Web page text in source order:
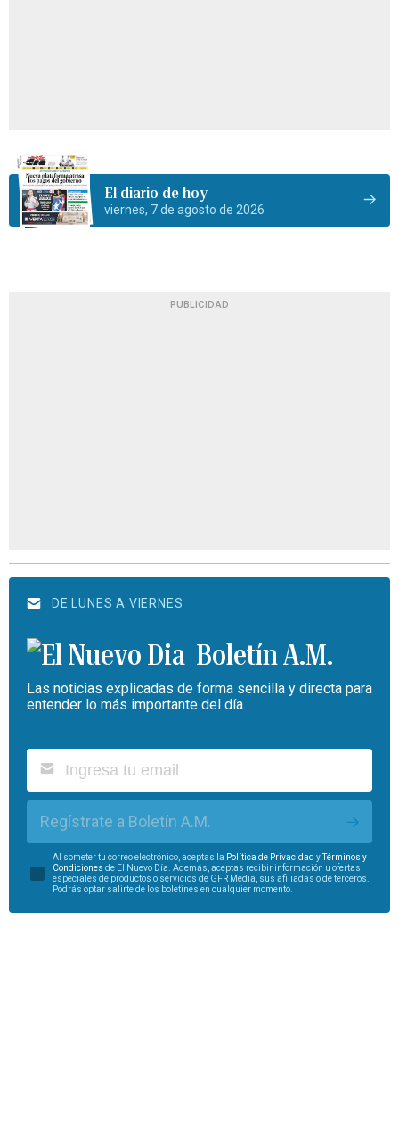
El diario de hoy
viernes, 7 de agosto de 2026
PUBLICIDAD
DE LUNES A VIERNES
Boletín A.M.
Las noticias explicadas de forma sencilla y directa para
entender lo más importante del día.
Regístrate a Boletín A.M.
Al someter tu correo electrónico, aceptas la Política de Privacidad yTérminos y
Condiciones de El Nuevo Día. Además, aceptas recibir información u ofertas
especiales de productos o servicios de GFR Media, sus afiliadas o de terceros.
Podrás optar salirte de los boletines en cualquier momento.